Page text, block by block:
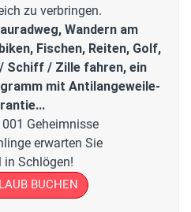
zu verbringen.
Wandern am
Fischen, Reiten, Golf,
Schiff / Zille fahren, ein
mit Antilangeweile-
Geheimnisse
erwarten Sie
in Schlögen!
BUCHEN